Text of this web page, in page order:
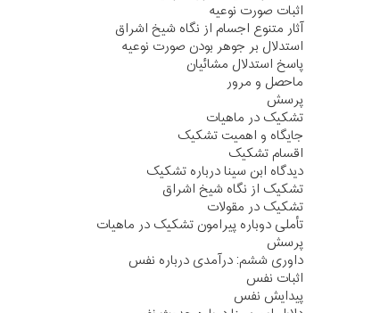
اثبات صورت نوعیه
آثار متنوع اجسام از نگاه شیخ اشراق
استدلال بر جوهر بودن صورت نوعیه
پاسخ استدلال مشائیان
ماحصل و مرور
پرسش
تشکیک در ماهیات
جایگاه و اهمیت تشکیک
اقسام تشکیک
دیدگاه ابن سینا درباره تشکیک
تشکیک از نگاه شیخ اشراق
تشکیک در مقولات
تأملی دوباره پیرامون تشکیک در ماهیات
پرسش
داوری ششم: درآمدی درباره نفس
اثبات نفس
پیدایش نفس